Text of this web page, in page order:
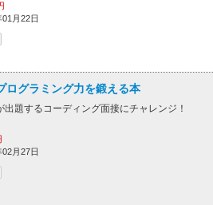
月22日
ログラミング力を鍛える本
出題するコーディング面接にチャレンジ！
月27日